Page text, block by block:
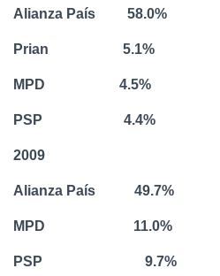
Alianza País 58.0%
Prian 5.1%
MPD 4.5%
PSP 4.4%
2009
Alianza País 49.7%
MPD 11.0%
PSP 9.7%